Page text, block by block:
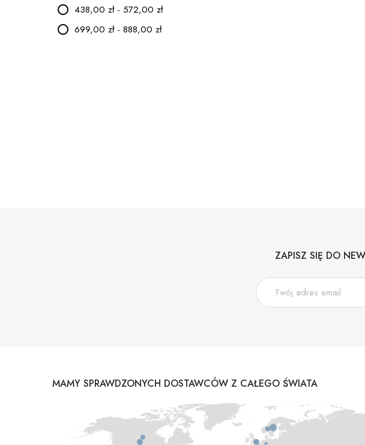
438,00 zł - 572,00 zł
699,00 zł - 888,00 zł
ZAPISZ SIĘ DO
MAMY SPRAWDZONYCH DOSTAWCÓW Z CAŁEGO ŚWIATA